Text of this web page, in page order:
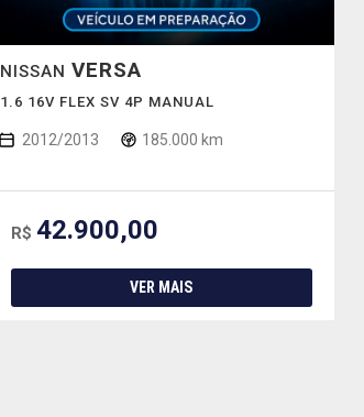
NISSAN VERSA
1.6 16V FLEX SV 4P MANUAL
2012/2013 185.000 km
R$ 42.900,00
VER MAIS